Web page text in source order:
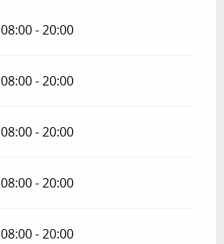
08:00 - 20:00
08:00 - 20:00
08:00 - 20:00
08:00 - 20:00
08:00 - 20:00